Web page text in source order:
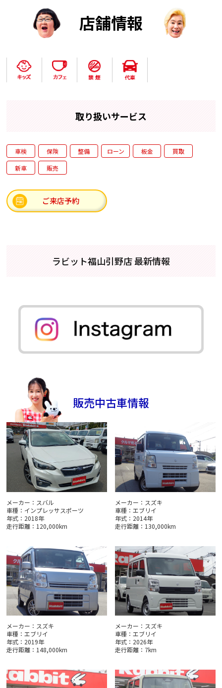
店舗情報
取り扱いサービス
車検 保険 整備 ローン 板金
買取
新車
販売
ご来店予約
ラビット福山引野店 最新情報
販売中古車情報
メーカー：スバル
車種：インプレッサスポーツ
年式：2018年
走行距離：120,000km
メーカー：スズキ
車種：エブリイ
年式：2014年
走行距離：130,000km
メーカー：スズキ
車種：エブリイ
年式：2019年
走行距離：148,000km
メーカー：スズキ
車種：エブリイ
年式：2026年
走行距離：7km